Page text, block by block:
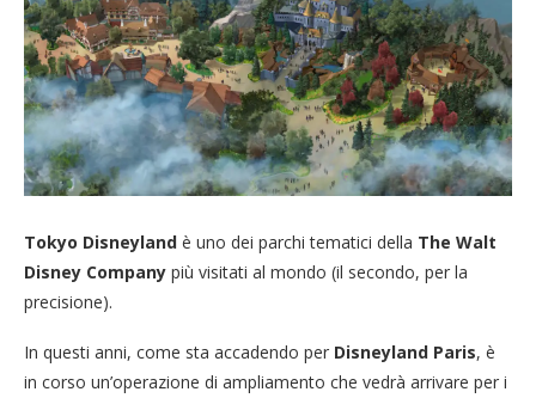
Tokyo Disneyland è uno dei parchi tematici della The Walt
Disney Company più visitati al mondo (il secondo, per la
precisione).
In questi anni, come sta accadendo per Disneyland Paris, è
in corso un’operazione di ampliamento che vedrà arrivare per i